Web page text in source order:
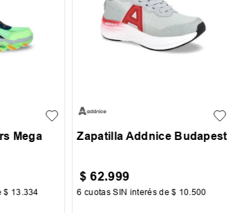
Mega
$ 13 .334
Zapatilla Addnice Budapest
$ 62.999
6 cuotas SIN interés de$ 10 500